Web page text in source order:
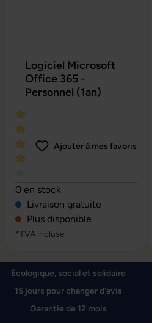
Logiciel Microsoft
Office 365 -
Personnel (1an)
Note moyenne de 4 sur 5 étoiles
Ajouter à mes favoris
0 en stock
Livraison gratuite
Plus disponible
*TVA incluse
Écologique, social et solidaire
15 jours pour changer d'avis
Garantie de 12 mois